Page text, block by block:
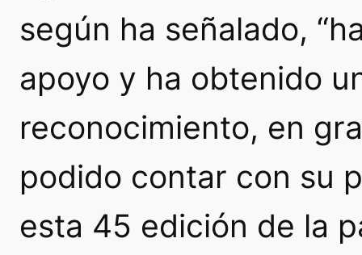
según ha señalado,
apoyo y ha obtenido
reconocimiento, en
podido contar con su
esta 45 edición de la